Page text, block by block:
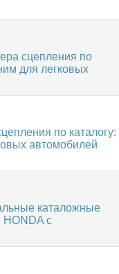
сцепления по
для легковых
по каталогу:
автомобилей
каталожные
HONDA с